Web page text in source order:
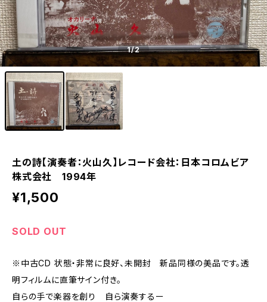
1/2
土の詩【演奏者：火山久】レコード会社：日本コロムビア
株式会社 1994年
¥1,500
SOLD OUT
※中古CD 状態・非常に良好、未開封 新品同様の美品です。透
明フィルムに直筆サイン付き。
自らの手で楽器を創り 自ら演奏するー